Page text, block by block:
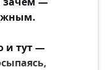
и тут —